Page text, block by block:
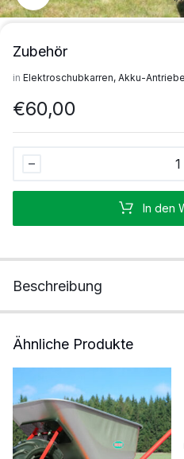
Zubehör
in Elektroschubkarren, Akku-
€60,00
In den
Beschreibung
Ähnliche Produkte